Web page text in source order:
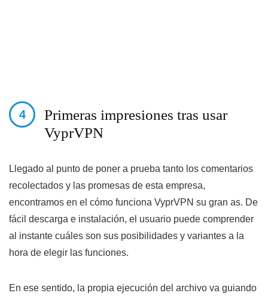
Primeras impresiones tras usar
VyprVPN
Llegado al punto de poner a prueba tanto los comentarios
recolectados y las promesas de esta empresa,
encontramos en el cómo funciona VyprVPN su gran as. De
fácil descarga e instalación, el usuario puede comprender
al instante cuáles son sus posibilidades y variantes a la
hora de elegir las funciones.
En ese sentido, la propia ejecución del archivo va guiando